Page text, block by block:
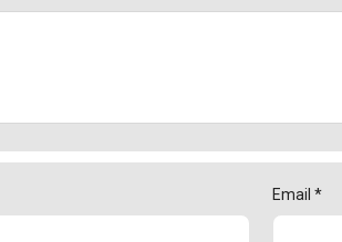
Email *